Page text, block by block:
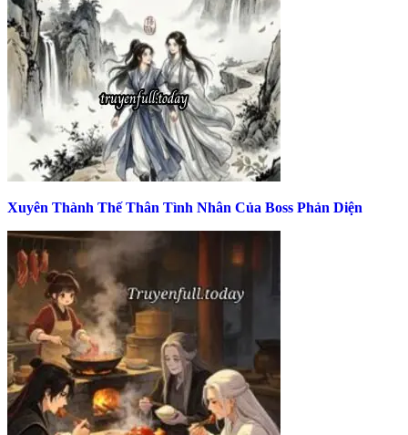
Xuyên Thành Thế Thân Tình Nhân Của Boss Phản Diện